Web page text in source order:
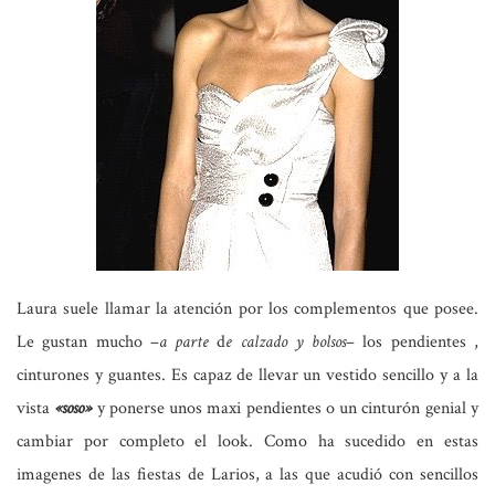
Laura suele llamar la atención por los complementos que posee.
Le gustan mucho –a parte de calzado y bolsos– los pendientes ,
cinturones y guantes. Es capaz de llevar un vestido sencillo y a la
vista «soso»y ponerse unos maxi pendientes o un cinturón genial y
cambiar por completo el look. Como ha sucedido en estas
imagenes de las fiestas de Larios, a las que acudió con sencillos